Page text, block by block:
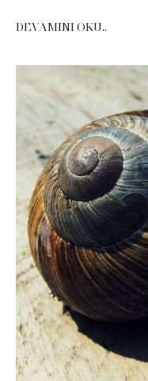
DEVAMINI OKU..